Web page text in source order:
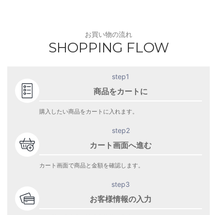
お買い物の流れ
SHOPPING FLOW
step1
商品をカートに
購入したい商品をカートに入れます。
step2
カート画面へ進む
カート画面で商品と金額を確認します。
step3
お客様情報の入力